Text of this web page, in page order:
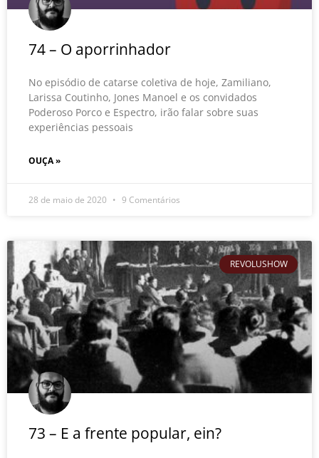
74 – O aporrinhador
No episódio de catarse coletiva de hoje, Zamiliano,
Larissa Coutinho, Jones Manoel e os convidados
Poderoso Porco e Espectro, irão falar sobre suas
experiências pessoais
OUÇA »
28 de maio de 2020 9 Comentários
REVOLUSHOW
73 – E a frente popular, ein?